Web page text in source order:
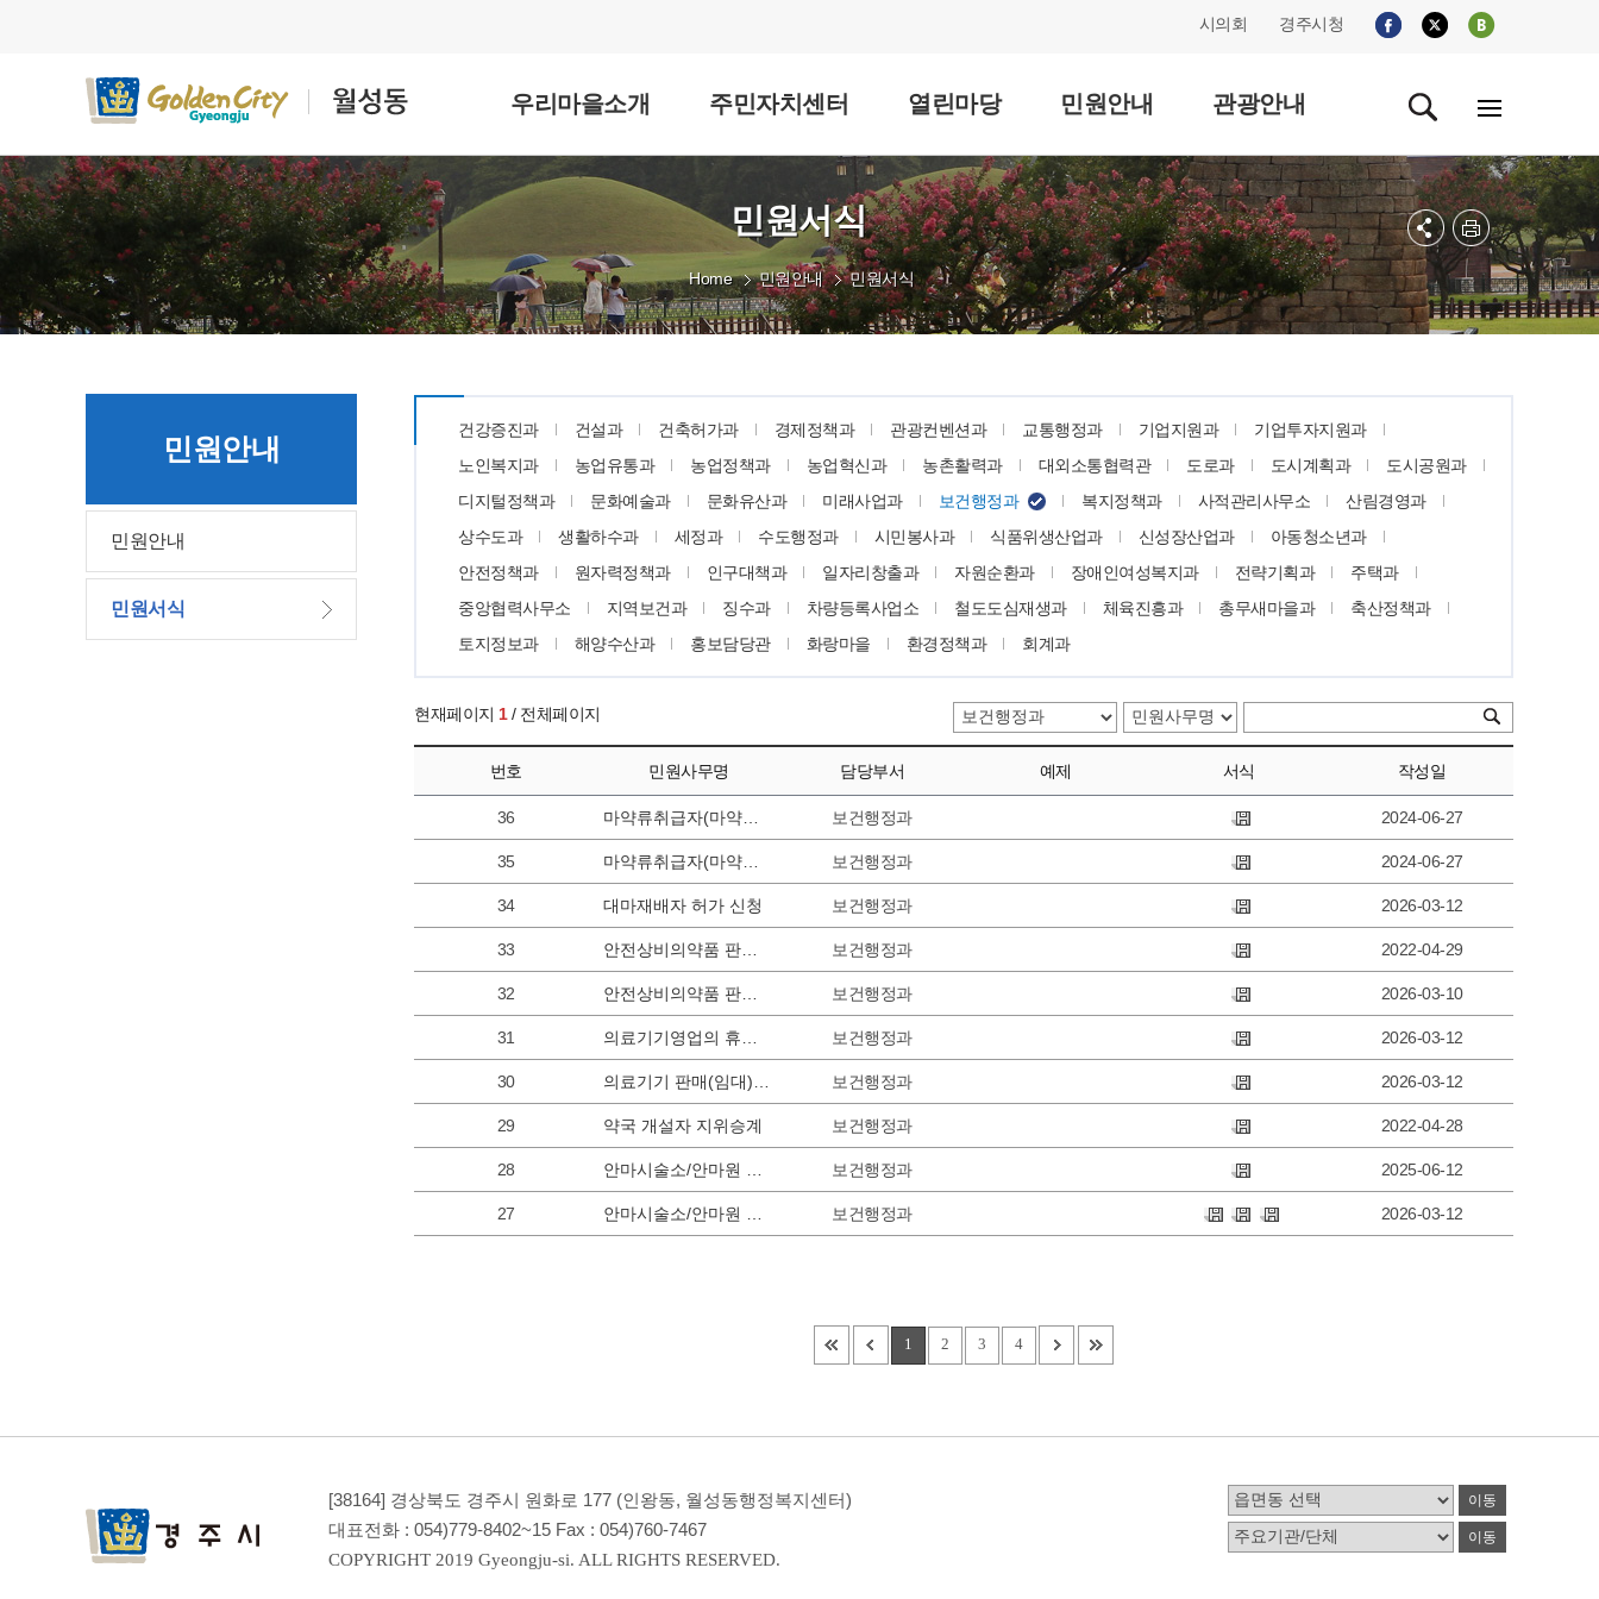
시의회 경주시청
우리마을소개 주민자치센터 열린마당 민원안내 관광안내
민원안내
민원안내
민원서식
민원서식
Home 민원안내 민원서식
건강증진과 건설과 건축허가과 경제정책과 관광컨벤션과 교통행정과 기업지원과
기업투자지원과
노인복지과
농업유통과 농업정책과 농업혁신과 농촌활력과 대외소통협력관 도로과 도시계획과
도시공원과
디지털정책과
문화예술과 문화유산과 미래사업과 보건행정과 복지정책과 사적관리사무소
산림경영과
상수도과
생활하수과 세정과 수도행정과 시민봉사과 식품위생산업과 신성장산업과
아동청소년과
안전정책과
원자력정책과 인구대책과 일자리창출과 자원순환과 장애인여성복지과 전략기획과
주택과
중앙협력사무소
지역보건과 징수과 차량등록사업소 철도도심재생과 체육진흥과 총무새마을과
축산정책과
토지정보과
해양수산과 홍보담당관 화랑마을 환경정책과 회계과
현재페이지 1/ 전체페이지
번호 민원사무명 담당부서 예제 서식 작성일
36 마약류취급자(마약류관리자) 지정사항 변경 신청 보건행정과 2024-06-27
35 마약류취급자(마약류관리자) 지정 신청 보건행정과 2024-06-27
34 대마재배자 허가 신청 보건행정과 2026-03-12
33 안전상비의약품 판매자의 지위승계 보건행정과 2022-04-29
32 안전상비의약품 판매자 등록(변경등록) 보건행정과 2026-03-10
31 의료기기영업의 휴폐업 신고 보건행정과 2026-03-12
30 의료기기 판매(임대)업 신고사항 변경 보건행정과 2026-03-12
29 약국 개설자 지위승계 보건행정과 2022-04-28
28 안마시술소/안마원 휴폐업신고 보건행정과 2025-06-12
27 안마시술소/안마원 개설등록(변경) 신고 보건행정과 2026-03-12
1 2 3 4
[38164] 경상북도 경주시 원화로 177 (인왕동, 월성동행정복지센터)
대표전화 : 054)779-8402~15 Fax : 054)760-7467
COPYRIGHT 2019 Gyeongju-si. ALL RIGHTS RESERVED.